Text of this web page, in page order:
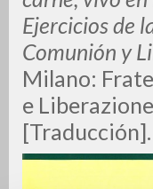
Ejercicios de
Comunión y
Milano:
e
[Traducción].